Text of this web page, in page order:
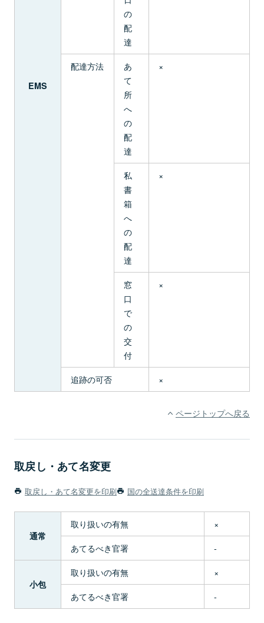
EMS
の
配
達
配達方法
あ
て
所
へ
の
配
達
×
私
書
箱
へ
の
配
達
×
窓
口
で
の
交
付
×
追跡の可否 ×
ページトップへ戻る
取戻し・あて名変更
取戻し・あて名変更を印刷 国の全送達条件を印刷
通常
取り扱いの有無
×
あてるべき官署
-
小包
取り扱いの有無
×
あてるべき官署
-